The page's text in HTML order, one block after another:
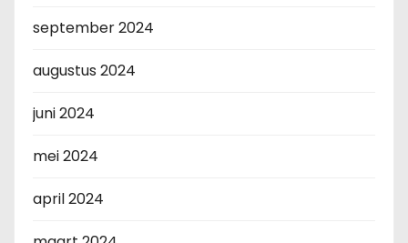
september 2024
augustus 2024
juni 2024
mei 2024
april 2024